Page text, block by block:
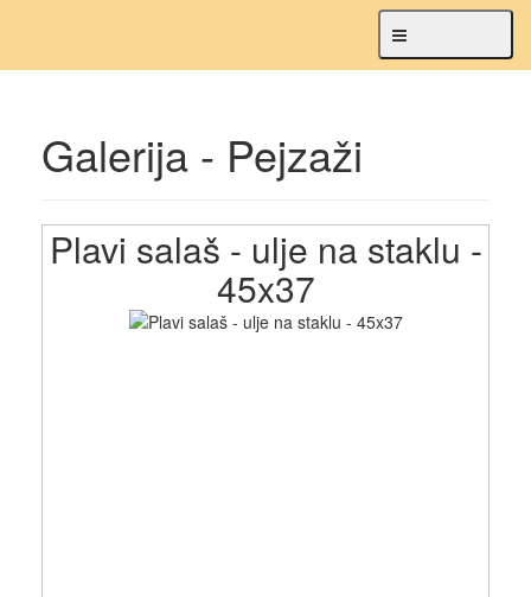
Navigacija
Galerija - Pejzaži
Plavi salaš - ulje na staklu -
45x37